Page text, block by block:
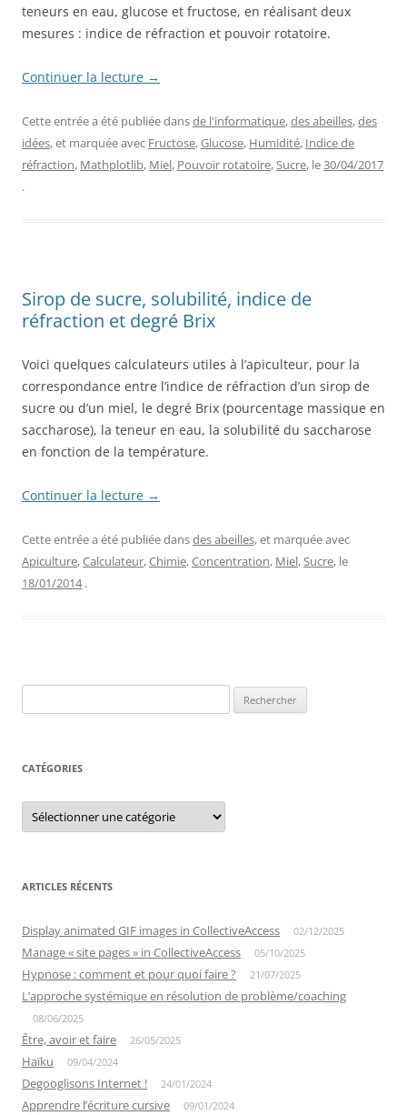
teneurs en eau, glucose et fructose, en réalisant deux
mesures : indice de réfraction et pouvoir rotatoire.
Continuer la lecture →
Cette entrée a été publiée dansde l'informatique,des abeilles,des
idées, et marquée avec Fructose,Glucose, Humidité, Indice de
réfraction, Mathplotlib, Miel, Pouvoir rotatoire,Sucre, le30/04/2017
.
Sirop de sucre, solubilité, indice de
réfraction et degré Brix
Voici quelques calculateurs utiles à l’apiculteur, pour la
correspondance entre l’indice de réfraction d’un sirop de
sucre ou d’un miel, le degré Brix (pourcentage massique en
saccharose), la teneur en eau, la solubilité du saccharose
en fonction de la température.
Continuer la lecture →
Cette entrée a été publiée dansdes abeilles, et marquée avec
Apiculture,Calculateur,Chimie,Concentration, Miel,Sucre, le
18/01/2014 .
CATÉGORIES
Catégories
ARTICLES RÉCENTS
Display animated GIF images in CollectiveAccess 02/12/2025
Manage « site pages » in CollectiveAccess 05/10/2025
Hypnose : comment et pour quoi faire ? 21/07/2025
L’approche systémique en résolution de problème/coaching
08/06/2025
Être, avoir et faire 26/05/2025
Haïku 09/04/2024
Degooglisons Internet ! 24/01/2024
Apprendre l’écriture cursive 09/01/2024